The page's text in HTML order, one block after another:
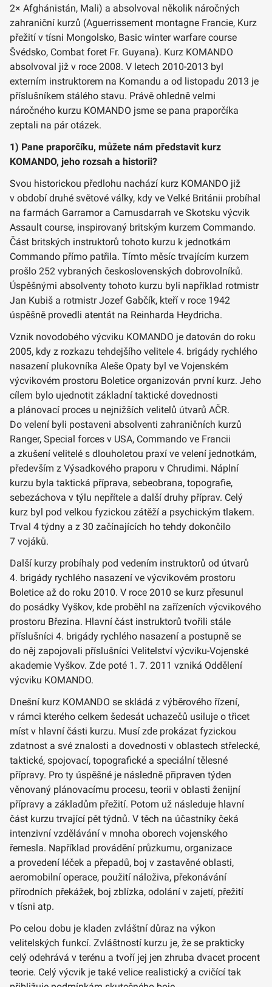
2× Afghánistán, Mali) a absolvoval několik náročných
zahraniční kurzů (Aguerrissement montagne Francie, Kurz
přežití v tísni Mongolsko, Basic winter warfare course
Švédsko, Combat foret Fr. Guyana). Kurz KOMANDO
absolvoval již v roce 2008. V letech 2010-2013 byl
externím instruktorem na Komandu a od listopadu 2013 je
příslušníkem stálého stavu. Právě ohledně velmi
náročného kurzu KOMANDO jsme se pana praporčíka
zeptali na pár otázek.
1) Pane praporčíku, můžete nám představit kurz
KOMANDO, jeho rozsah a historii?
Svou historickou předlohu nachází kurz KOMANDO již
v období druhé světové války, kdy ve Velké Británii probíhal
na farmách Garramor a Camusdarrah ve Skotsku výcvik
Assault course, inspirovaný britským kurzem Commando.
Část britských instruktorů tohoto kurzu k jednotkám
Commando přímo patřila. Tímto měsíc trvajícím kurzem
prošlo 252 vybraných československých dobrovolníků.
Úspěšnými absolventy tohoto kurzu byli například rotmistr
Jan Kubiš a rotmistr Jozef Gabčík, kteří v roce 1942
úspěšně provedli atentát na Reinharda Heydricha.
Vznik novodobého výcviku KOMANDO je datován do roku
2005, kdy z rozkazu tehdejšího velitele 4. brigády rychlého
nasazení plukovníka Aleše Opaty byl ve Vojenském
výcvikovém prostoru Boletice organizován první kurz. Jeho
cílem bylo ujednotit základní taktické dovednosti
a plánovací proces u nejnižších velitelů útvarů AČR.
Do velení byli postaveni absolventi zahraničních kurzů
Ranger, Special forces v USA, Commando ve Francii
a zkušení velitelé s dlouholetou praxí ve velení jednotkám,
především z Výsadkového praporu v Chrudimi. Náplní
kurzu byla taktická příprava, sebeobrana, topografie,
sebezáchova v týlu nepřítele a další druhy příprav. Celý
kurz byl pod velkou fyzickou zátěží a psychickým tlakem.
Trval 4 týdny a z 30 začínajících ho tehdy dokončilo
7 vojáků.
Další kurzy probíhaly pod vedením instruktorů od útvarů
4. brigády rychlého nasazení ve výcvikovém prostoru
Boletice až do roku 2010. V roce 2010 se kurz přesunul
do posádky Vyškov, kde proběhl na zařízeních výcvikového
prostoru Březina. Hlavní část instruktorů tvořili stále
příslušníci 4. brigády rychlého nasazení a postupně se
do něj zapojovali příslušníci Velitelství výcviku-Vojenské
akademie Vyškov. Zde poté 1. 7. 2011 vzniká Oddělení
výcviku KOMANDO.
Dnešní kurz KOMANDO se skládá z výběrového řízení,
v rámci kterého celkem šedesát uchazečů usiluje o třicet
míst v hlavní části kurzu. Musí zde prokázat fyzickou
zdatnost a své znalosti a dovednosti v oblastech střelecké,
taktické, spojovací, topografické a speciální tělesné
přípravy. Pro ty úspěšné je následně připraven týden
věnovaný plánovacímu procesu, teorii v oblasti ženijní
přípravy a základům přežití. Potom už následuje hlavní
část kurzu trvající pět týdnů. V těch na účastníky čeká
intenzivní vzdělávání v mnoha oborech vojenského
řemesla. Například provádění průzkumu, organizace
a provedení léček a přepadů, boj v zastavěné oblasti,
aeromobilní operace, použití náloživa, překonávání
přírodních překážek, boj zblízka, odolání v zajetí, přežití
v tísni atp.
Po celou dobu je kladen zvláštní důraz na výkon
velitelských funkcí. Zvláštností kurzu je, že se prakticky
celý odehrává v terénu a tvoří jej jen zhruba dvacet procent
teorie. Celý výcvik je také velice realistický a cvičící tak